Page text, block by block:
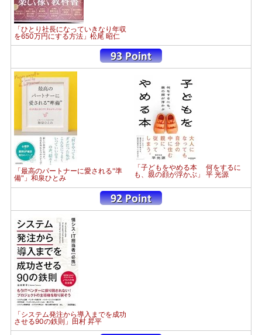
「ひとり社長になっていきなり年収
を650万円にする方法」松尾 昭仁
「最高のパートナーに愛される"準
備"」和泉ひとみ
「子どもをやめる本 何をするに
も、親の顔が浮かぶ」 平 光源
「システム発注から導入までを成功
させる90の鉄則」田村 昇平